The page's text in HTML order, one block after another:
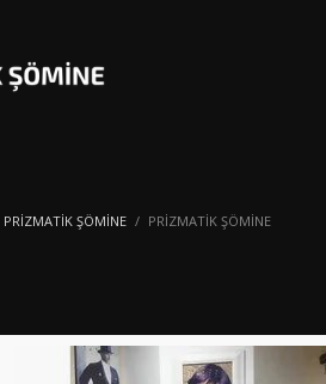
PRIZMATIK ŞÖMINE PRIZMATIK ŞÖMINE